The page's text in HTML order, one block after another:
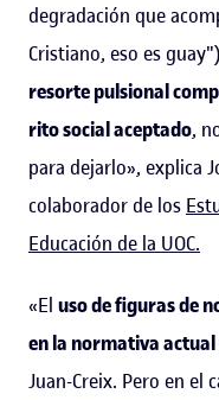
degradación que
Cristiano, eso es
resorte pulsional
rito social aceptado,
para dejarlo», explica
colaborador de los
Educación de la UOC.
«El uso de figuras de
en la normativa
Juan-Creix. Pero en el